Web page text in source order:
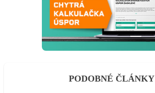
PODOBNÉ ČLÁNKY